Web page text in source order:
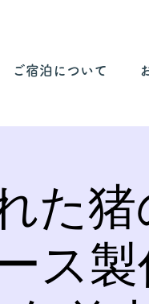
ご宿泊について
た猪
ス